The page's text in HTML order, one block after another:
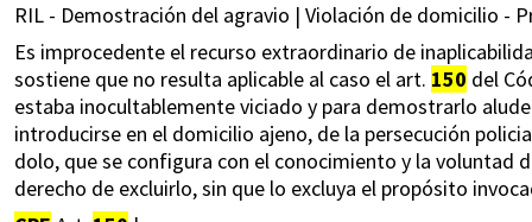
RIL - Demostración del agravio | Violación de domicilio -
Es improcedente el recurso extraordinario de
sostiene que no resulta aplicable al caso el art. 150 del
estaba inocultablemente viciado y para demostrarlo
introducirse en el domicilio ajeno, de la persecución
dolo, que se configura con el conocimiento y la voluntad
derecho de excluirlo, sin que lo excluya el propósito